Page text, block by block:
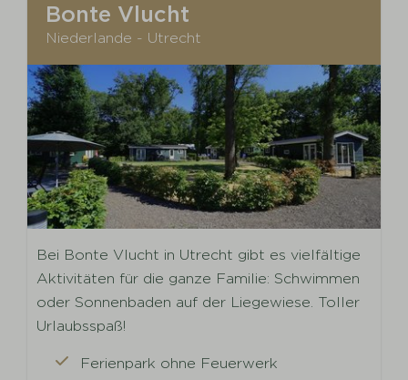
Bonte Vlucht
Niederlande - Utrecht
Bei Bonte Vlucht in Utrecht gibt es vielfältige
Aktivitäten für die ganze Familie: Schwimmen
oder Sonnenbaden auf der Liegewiese. Toller
Urlaubsspaß!
Ferienpark ohne Feuerwerk